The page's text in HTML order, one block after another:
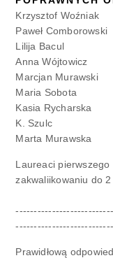
Krzysztof Woźniak
Paweł Comborowski
Lilija Bacul
Anna Wójtowicz
Marcjan Murawski
Maria Sobota
Kasia Rycharska
K. Szulc
Marta Murawska
Laureaci
zakwaliikowaniu do 2
Prawidłową